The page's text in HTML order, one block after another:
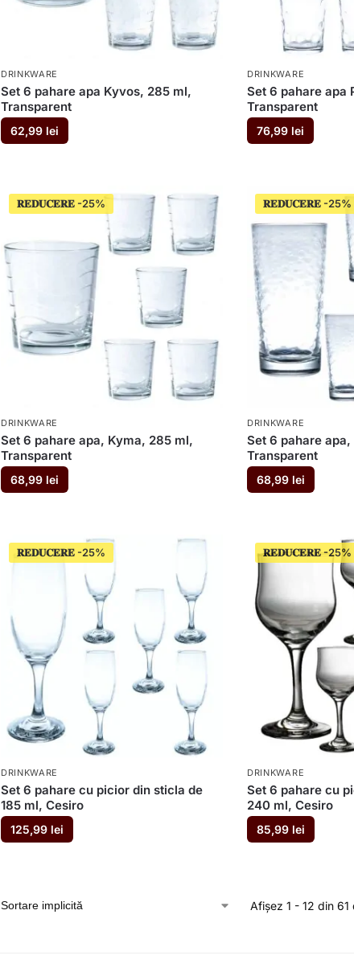
DRINKWARE
Set 6 pahare apa Kyvos, 285 ml,
Transparent
62,99 lei
DRINKWARE
Set 6 pahare apa
Transparent
76,99 lei
𝐑𝐄𝐃𝐔𝐂𝐄𝐑𝐄
DRINKWARE
Set 6 pahare apa, Kyma, 285 ml,
Transparent
68,99 lei
𝐑𝐄𝐃𝐔𝐂𝐄𝐑𝐄
DRINKWARE
Set 6 pahare
Transparent
68,99 lei
𝐑𝐄𝐃𝐔𝐂𝐄𝐑𝐄
DRINKWARE
Set 6 pahare cu picior din sticla de
185 ml, Cesiro
125,99 lei
𝐑𝐄𝐃𝐔𝐂𝐄𝐑𝐄
DRINKWARE
Set 6 pahare cu
240 ml, Cesiro
85,99 lei
Afișez 1 - 12 din